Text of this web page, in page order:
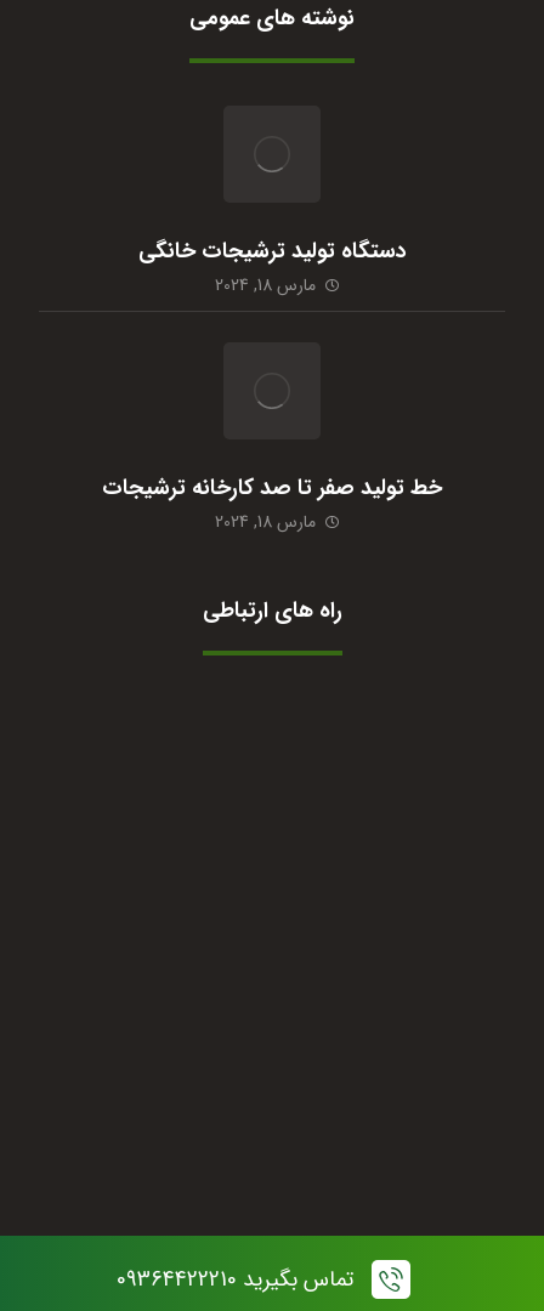
نوشته های عمومی
دستگاه تولید ترشیجات خانگی
مارس 18, 2024
خط تولید صفر تا صد کارخانه ترشیجات
مارس 18, 2024
راه های ارتباطی
© تمامی حقوق مادی این سایت متعلق به سی پرک می باشد.
تماس بگیرید 09364422210